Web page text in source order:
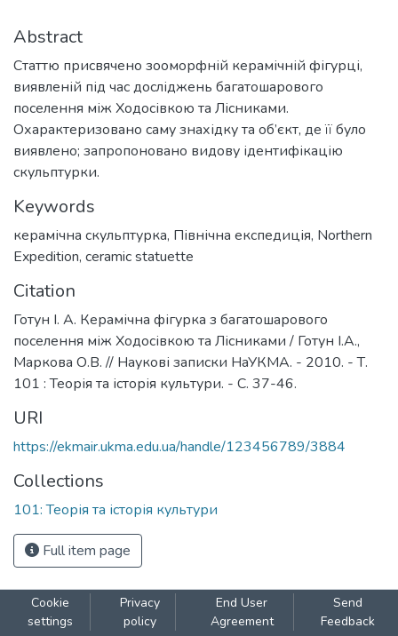
Abstract
Статтю присвячено зооморфній керамічній фігурці,
виявленій під час досліджень багатошарового
поселення між Ходосівкою та Лісниками.
Охарактеризовано саму знахідку та об’єкт, де її було
виявлено; запропоновано видову ідентифікацію
скульптурки.
Keywords
керамічна скульптурка, Північна експедиція, Northern
Expedition, ceramic statuette
Citation
Готун І. А. Керамічна фігурка з багатошарового
поселення між Ходосівкою та Лісниками / Готун І.А.,
Маркова О.В. // Наукові записки НаУКМА. - 2010. - Т.
101 : Теорія та історія культури. - С. 37-46.
URI
https://ekmair.ukma.edu.ua/handle/123456789/3884
Collections
101: Теорія та історія культури
Full item page
Cookie
settings
Privacy
policy
End User
Agreement
Send
Feedback